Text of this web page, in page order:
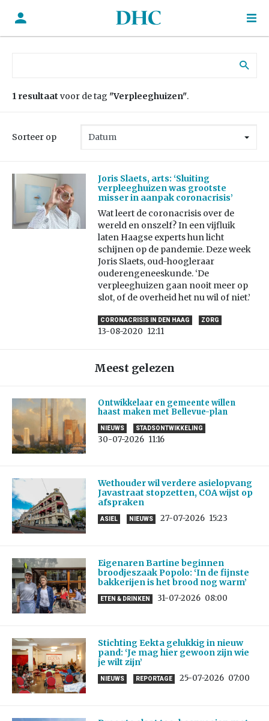
1 resultaat voor de tag "Verpleeghuizen".
Sorteer op
Joris Slaets, arts: ‘Sluiting
verpleeghuizen was grootste
misser in aanpak coronacrisis’
Wat leert de coronacrisis over de
wereld en onszelf? In een vijfluik
laten Haagse experts hun licht
schijnen op de pandemie. Deze week
Joris Slaets, oud-hoogleraar
ouderengeneeskunde. ‘De
verpleeghuizen gaan nooit meer op
slot, of de overheid het nu wil of niet.’
CORONACRISIS IN DEN HAAG ZORG
13-08-2020 12:11
Meest gelezen
Ontwikkelaar en gemeente willen
haast maken met Bellevue-plan
NIEUWS STADSONTWIKKELING
30-07-2026 11:16
Wethouder wil verdere asielopvang
Javastraat stopzetten, COA wijst op
afspraken
ASIEL NIEUWS 27-07-2026 15:23
Eigenaren Bartine beginnen
broodjeszaak Popolo: ‘In de fijnste
bakkerijen is het brood nog warm’
ETEN & DRINKEN 31-07-2026 08:00
Stichting Eekta gelukkig in nieuw
pand: ‘Je mag hier gewoon zijn wie
je wilt zijn’
NIEUWS REPORTAGE 25-07-2026 07:00